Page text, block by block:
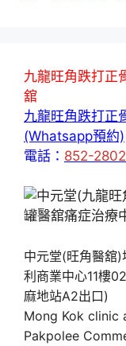
九龍旺角跌打正
舘
九龍旺角跌打正
(Whatsapp預約)
電話： 852-
中元堂(旺角醫舘)
利商業中心11樓
麻地站A2出口)
Mong Kok clinic
Pakpolee